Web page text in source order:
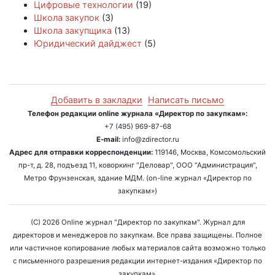
Цифровые технологии (19)
Школа закупок (3)
Школа закупщика (13)
Юридический дайджест (5)
Добавить в закладки Написать письмо
Телефон редакции online журнала «Директор по закупкам»:
+7 (495) 969-87-68
E-mail:info@zdirector.ru
Адрес для отправки корреспонденции: 119146, Москва, Комсомольский
пр-т, д. 28, подъезд 11, коворкинг "Деловар", ООО "Администрация",
Метро Фрунзенская, здание МДМ. (on-line журнал «Директор по
закупкам»)
(C) 2026 Online журнал "Директор по закупкам". Журнал для
директоров и менеджеров по закупкам. Все права защищены. Полное
или частичное копирование любых материалов сайта возможно только
с письменного разрешения редакции интернет-издания «Директор по